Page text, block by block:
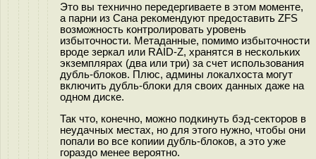
Это вы технично передергиваете в этом моменте,
а парни из Сана рекомендуют предоставить ZFS
возможность контролировать уровень
избыточности. Метаданные, помимо избыточности
вроде зеркал или RAID-Z, хранятся в нескольких
экземплярах (два или три) за счет использования
дубль-блоков. Плюс, админы локалхоста могут
включить дубль-блоки для своих данных даже на
одном диске.
Так что, конечно, можно подкинуть бэд-секторов в
неудачных местах, но для этого нужно, чтобы они
попали во все копиии дубль-блоков, а это уже
гораздо менее вероятно.